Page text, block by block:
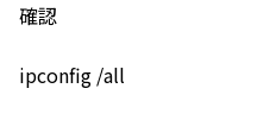
確認
ipconfig /all